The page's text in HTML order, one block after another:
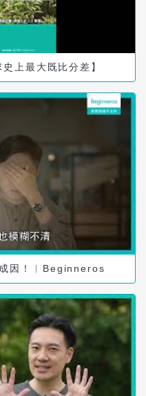
上最大既比分差】
因！︱Beginneros